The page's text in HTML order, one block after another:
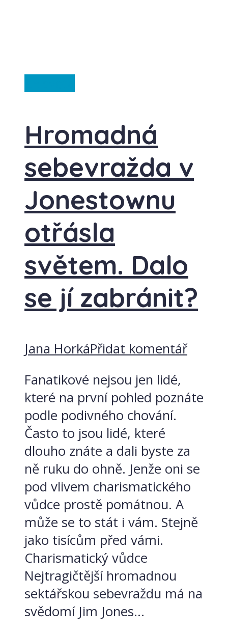
Hromadná
sebevražda v
Jonestownu
otřásla
světem. Dalo
se jí zabránit?
Jana HorkáPřidat komentář
Fanatikové nejsou jen lidé,
které na první pohled poznáte
podle podivného chování.
Často to jsou lidé, které
dlouho znáte a dali byste za
ně ruku do ohně. Jenže oni se
pod vlivem charismatického
vůdce prostě pomátnou. A
může se to stát i vám. Stejně
jako tisícům před vámi.
Charismatický vůdce
Nejtragičtější hromadnou
sektářskou sebevraždu má na
svědomí Jim Jones...